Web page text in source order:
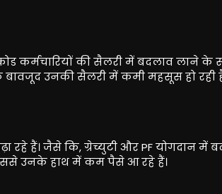
कर्मचारियों की सैलरी में बदलाव लाने के
बावजूद उनकी सैलरी में कमी महसूस हो रही
हैं। जैसे कि, ग्रेच्युटी और PF योगदान में
उनके हाथ में कम पैसे आ रहे हैं।